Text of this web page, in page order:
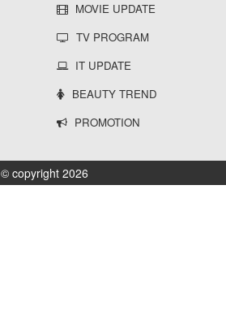
MOVIE UPDATE
TV PROGRAM
IT UPDATE
BEAUTY TREND
PROMOTION
© copyright 2026